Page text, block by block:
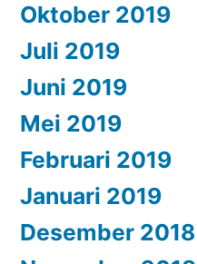
Oktober 2019
Juli 2019
Juni 2019
Mei 2019
Februari 2019
Januari 2019
Desember 2018